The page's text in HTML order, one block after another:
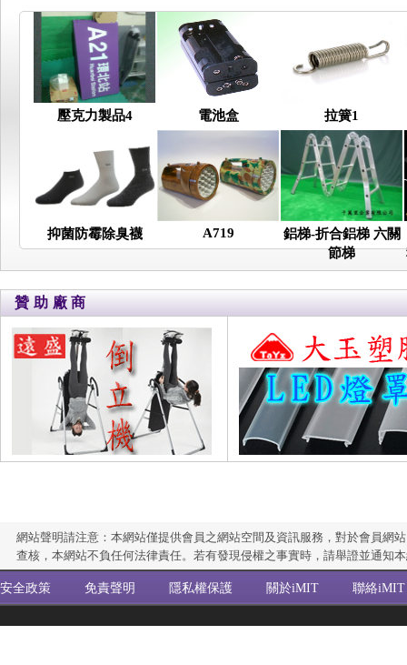
壓克力製品4 電池盒 拉簧1
抑菌防霉除臭襪 A719
鋁梯-折合鋁梯 六關
節梯
贊助廠商
網站聲明請注意：本網站僅提供會員之網站空間及資訊服務，對於會員網
查核，本網站不負任何法律責任。若有發現侵權之事實時，請舉證並通知
安全政策 免責聲明 隱私權保護 關於iMIT 聯絡iMIT